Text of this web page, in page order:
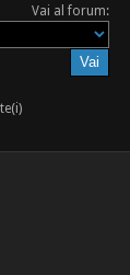
Vai al forum: